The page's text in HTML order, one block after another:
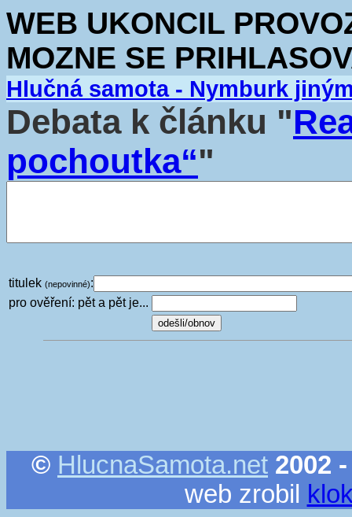
WEB UKONCIL
MOZNE SE
Hlučná samota - Nymburk
Debata k článku "
pochoutka“"
titulek (nepovinné):
pro ověření: pět a pět je...
© HlucnaSamota.net 2002
web zrobil